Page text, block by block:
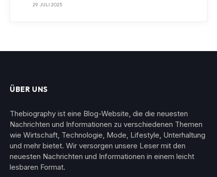
29. JULI 2025
ÜBER UNS
Thebiography ist eine Blog-Website, die die neuesten
Nachrichten und Informationen zu verschiedenen Themen
wie Wirtschaft, Technologie, Mode, Lifestyle, Unterhaltung
und mehr bietet. Wir versorgen unsere Leser mit den
neuesten Nachrichten und Informationen in einem leicht
lesbaren Format.